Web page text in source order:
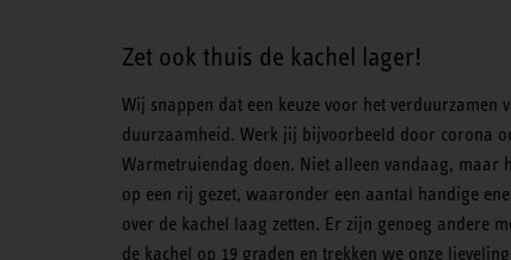
Zet ook thuis de kachel lager!
Wij snappen dat een keuze voor het
duurzaamheid. Werk jij bijvoorbeeld door corona
Warmetruiendag doen. Niet alleen vandaag, maar
op een rij gezet, waaronder een aantal handige
over de kachel laag zetten. Er zijn genoeg andere
de kachel op 19 graden en trekken we onze